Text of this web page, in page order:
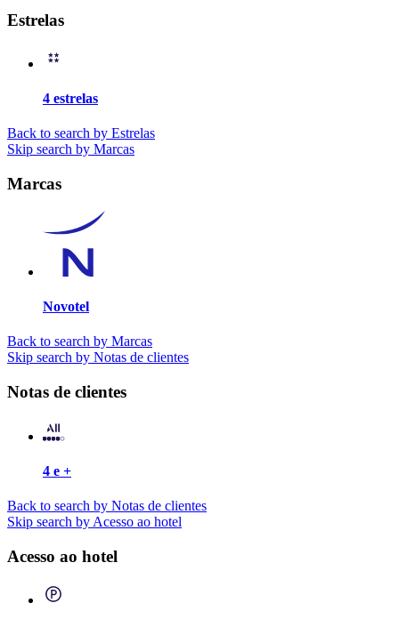
Estrelas
4 estrelas
Back to search by Estrelas
Skip search by Marcas
Marcas
Novotel
Back to search by Marcas
Skip search by Notas de clientes
Notas de clientes
4 e +
Back to search by Notas de clientes
Skip search by Acesso ao hotel
Acesso ao hotel